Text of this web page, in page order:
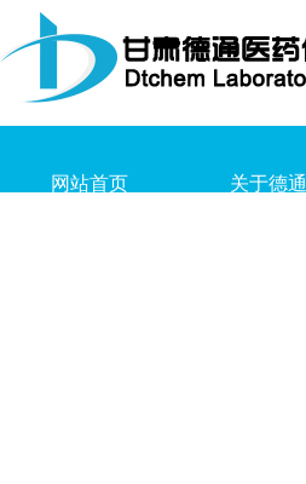
网站首页 关于德通